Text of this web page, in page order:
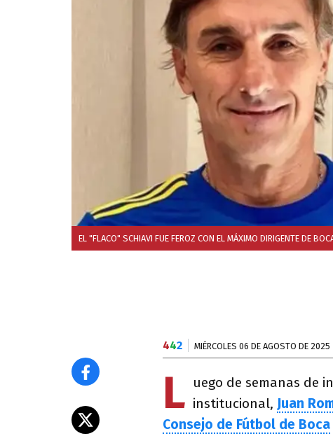
EL "FLACO" SCHIAVI FUE FEROZ CON EL MÁXIMO DIRIGENTE DE
442 MIÉRCOLES 06 DE AGOSTO DE 2025
L uego de semanas de
institucional, Juan
Consejo de Fútbol de Boca